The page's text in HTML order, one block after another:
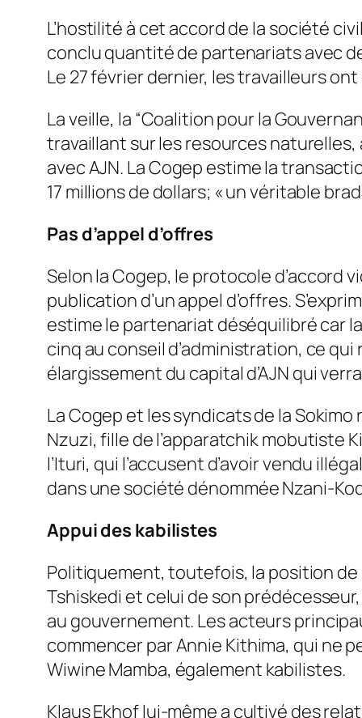
L’hostilité à cet accord de la société
conclu quantité de partenariats avec
Le 27 février dernier, les travailleurs
La veille, la “Coalition pour la
travaillant sur les resources naturelles,
avec AJN. La Cogep estime la
17 millions de dollars; « un véritable
Pas d’appel d’offres
Selon la Cogep, le protocole d’accord
publication d’un appel d’offres.
estime le partenariat déséquilibré car
cinq au conseil d’administration, ce qui
élargissement du capital d’AJN qui
La Cogep et les syndicats de la
Nzuzi, fille de l’apparatchik mobutiste
l’Ituri, qui l’accusent d’avoir vendu
dans une société dénommée Nzani-
Appui des kabilistes
Politiquement, toutefois, la position
Tshiskedi et celui de son
au gouvernement. Les acteurs
commencer par Annie Kithima, qui ne
Wiwine Mamba, également kabilistes.
Klaus Ekhof lui-même a cultivé des